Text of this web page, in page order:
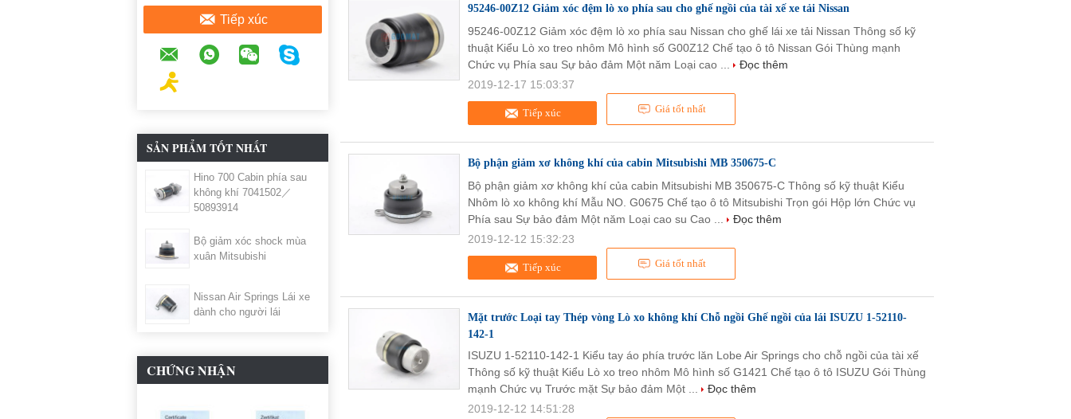
Tiếp xúc
SẢN PHẨM TỐT NHẤT
Hino 700 Cabin phía sau
không khí 7041502／
50893914
Bộ giảm xóc shock mùa
xuân Mitsubishi
Nissan Air Springs Lái xe
dành cho người lái
CHỨNG NHẬN
95246-00Z12 Giảm xóc đệm lò xo phía sau cho ghế ngồi của tài xế xe tải Nissan
Tiếp xúc Giá tốt nhất
95246-00Z12 Giảm xóc đệm lò xo phía sau Nissan cho ghế lái xe tải Nissan Thông số kỹ
thuật Kiểu Lò xo treo nhôm Mô hình số G00Z12 Chế tạo ô tô Nissan Gói Thùng mạnh
Chức vụ Phía sau Sự bảo đảm Một năm Loại cao ...
Đọc thêm
2019-12-17 15:03:37
Bộ phận giảm xơ không khí của cabin Mitsubishi MB 350675-C
Tiếp xúc Giá tốt nhất
Bộ phận giảm xơ không khí của cabin Mitsubishi MB 350675-C Thông số kỹ thuật Kiểu
Nhôm lò xo không khí Mẫu NO. G0675 Chế tạo ô tô Mitsubishi Trọn gói Hộp lớn Chức vụ
Phía sau Sự bảo đảm Một năm Loại cao su Cao ...
Đọc thêm
2019-12-12 15:32:23
Mặt trước Loại tay Thép vòng Lò xo không khí Chỗ ngồi Ghế ngồi của lái ISUZU 1-52110-
142-1
ISUZU 1-52110-142-1 Kiểu tay áo phía trước lăn Lobe Air Springs cho chỗ ngồi của tài xế
Thông số kỹ thuật Kiểu Lò xo treo nhôm Mô hình số G1421 Chế tạo ô tô ISUZU Gói Thùng
mạnh Chức vụ Trước mặt Sự bảo đảm Một ...
Đọc thêm
2019-12-12 14:51:28